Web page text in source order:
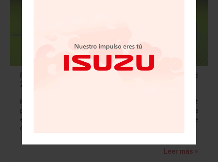
Fiat Concept Centoventi gana el Red Dot Design Award
2019
El revolucionario Fiat Concept Centoventi, la visión de Fiat
para democratizar la movilidad eléctrica del futuro, gana
el Red Dot Design Award 2019, uno de los premios de
diseño industrial más…
Leer más »